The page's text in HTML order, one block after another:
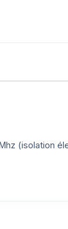
(isolation